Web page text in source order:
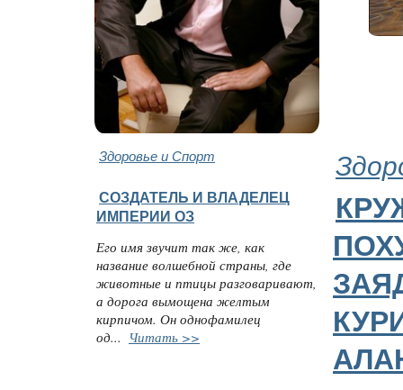
Здоровье и Спорт
СОЗДАТЕЛЬ И ВЛАДЕЛЕЦ
ИМПЕРИИ ОЗ
Его имя звучит так же, как
название волшебной страны, где
животные и птицы разговаривают,
а дорога вымощена желтым
кирпичом. Он однофамилец
од... Читать >>